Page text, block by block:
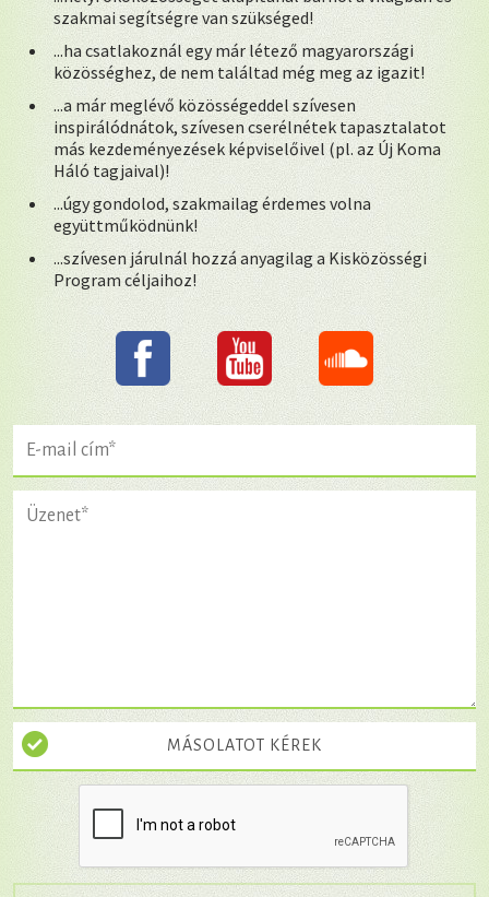
szakmai segítségre van szükséged!
...ha csatlakoznál egy már létező magyarországi
közösséghez, de nem találtad még meg az igazit!
...a már meglévő közösségeddel szívesen
inspirálódnátok, szívesen cserélnétek tapasztalatot
más kezdeményezések képviselőivel (pl. az Új Koma
Háló tagjaival)!
...úgy gondolod, szakmailag érdemes volna
együttműködnünk!
...szívesen járulnál hozzá anyagilag a Kisközösségi
Program céljaihoz!
MÁSOLATOT KÉREK